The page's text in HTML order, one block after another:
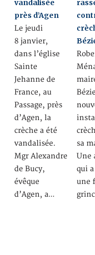
vandalisée
près d’Agen
Le jeudi
8 janvier,
dans l’église
Sainte
Jehanne de
France, au
Passage, près
d’Agen, la
crèche a été
vandalisée.
Mgr Alexandre
de Bucy,
évêque
d’Agen, a…
sa
Une
qui
une